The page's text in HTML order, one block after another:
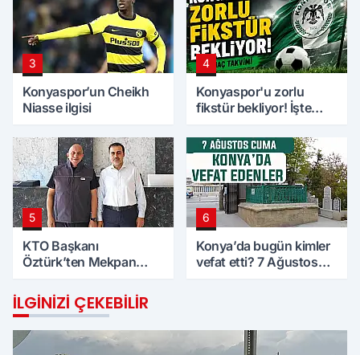
3
Konyaspor’un Cheikh
Niasse ilgisi
4
Konyaspor'u zorlu
fikstür bekliyor! İşte
5
KTO Başkanı
Öztürk’ten Mekpan
6
Konya’da bugün kimler
vefat etti? 7 Ağustos
İLGINIZI ÇEKEBILIR